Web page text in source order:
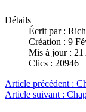
Détails
Écrit par :
Création : 9
Mis à jour :
Clics : 20946
Article précédent :
Article suivant :